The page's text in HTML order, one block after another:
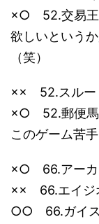
×○ 52.交易
欲しいという
（笑）
×× 52.スルー
×○ 52.郵便馬
このゲーム苦手
×○ 66.アーカ
×× 66.エイジ
○○ 66.ガイス